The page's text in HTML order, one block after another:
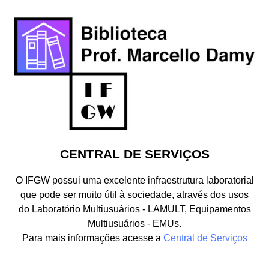
CENTRAL DE SERVIÇOS
O IFGW possui uma excelente infraestrutura laboratorial
que pode ser muito útil à sociedade, através dos usos
do Laboratório Multiusuários - LAMULT, Equipamentos
Multiusuários - EMUs.
Para mais informações acesse a Central de Serviços